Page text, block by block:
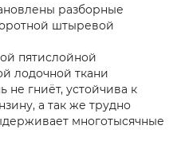
разборные
штыревой
пятислойной
лодочной ткани
не гниёт, устойчива к
а так же трудно
многотысячные